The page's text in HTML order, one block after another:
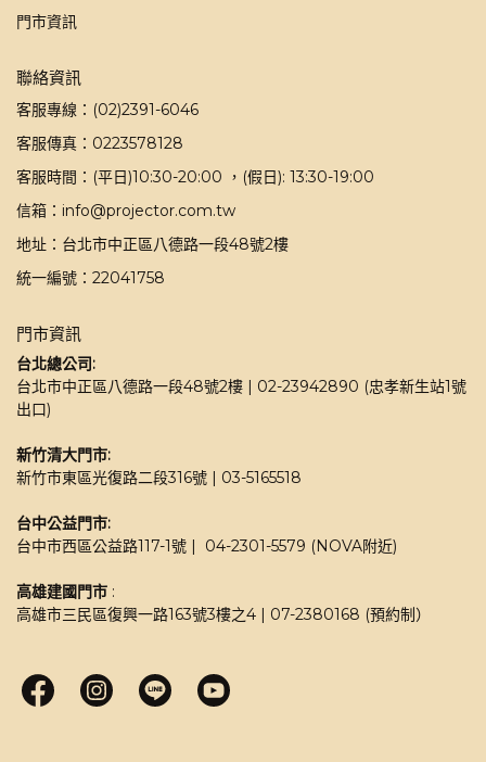
門市資訊
聯絡資訊
客服專線：(02)2391-6046
客服傳真：0223578128
客服時間：(平日)10:30-20:00 ，(假日): 13:30-19:00
信箱：info@projector.com.tw
地址：台北市中正區八德路一段48號2樓
統一編號：22041758
門市資訊
台北總公司:
台北市中正區八德路一段48號2樓 | 02-23942890 (忠孝新生站1號
出口)
新竹清大門市:
新竹市東區光復路二段316號 | 03-5165518
台中公益門市:
台中市西區公益路117-1號 |  04-2301-5579 (NOVA附近)
高雄建國門市 :
高雄市三民區復興一路163號3樓之4 | 07-2380168 (預約制）